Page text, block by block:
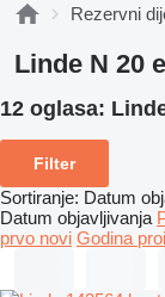
Rezervni
Linde N 20
12 oglasa:
Filter
Sortiranje: Datum
Datum objavljivanja
prvo novi Godina